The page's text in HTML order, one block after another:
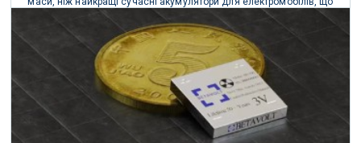
робить їх легшим варіантом для живлення вантажівок, літаків чи
кораблів.
02 Червня 2025 р.